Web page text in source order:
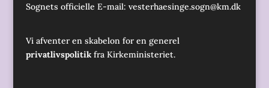
Sognets officielle E-mail: vesterhaesinge.sogn@km.dk
Vi afventer en skabelon for en generel
privatlivspolitikfra Kirkeministeriet.